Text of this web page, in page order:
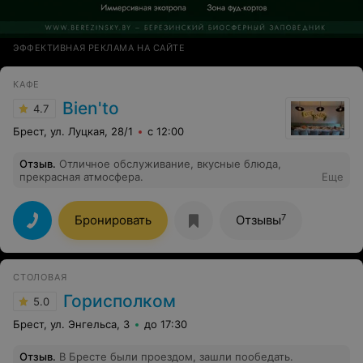
ЭФФЕКТИВНАЯ РЕКЛАМА НА САЙТЕ
КАФЕ
4.7 Bien'to
Брест, ул. Луцкая, 28/1 с 12:00
Отзыв. Отличное обслуживание, вкусные блюда,
прекрасная атмосфера.
Еще
Бронировать Отзывы7
СТОЛОВАЯ
5.0 Горисполком
Брест, ул. Энгельса, 3 до 17:30
Отзыв. В Бресте были проездом, зашли пообедать.